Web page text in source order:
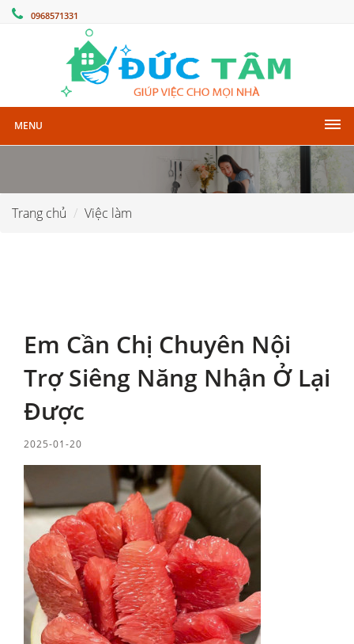
0968571331
MENU
Trang chủ Việc làm
Em Cần Chị Chuyên Nội
Trợ Siêng Năng Nhận Ở Lại
Được
2025-01-20